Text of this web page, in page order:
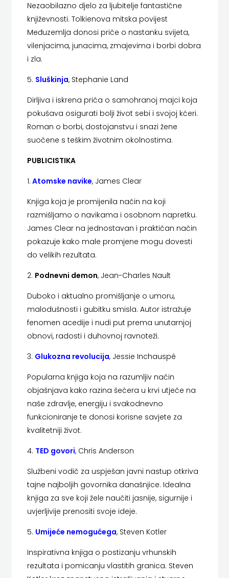
Hrvatska
sveučilišna
naklada
ROZIĆ
KATARINA
ZRINSKI
KNJIGE
NA
ENGLESKOM
JEZIKU
KNJIŽEVNA
GRGO
MARTIĆ
KONCEPT
IZADAVAŠTVO
KONCEPT
IZDAVAŠTVO
KYRIOS
LIJEPA
LUMEN
MATICA
Nezaobilazno djelo za ljubitelje fantastične
književnosti. Tolkienova mitska povijest
Međuzemlja donosi priče o nastanku svijeta,
vilenjacima, junacima, zmajevima i borbi dobra
i zla.
5. Sluškinja, Stephanie Land
Dirljiva i iskrena priča o samohranoj majci koja
pokušava osigurati bolji život sebi i svojoj kćeri.
Roman o borbi, dostojanstvu i snazi žene
suočene s teškim životnim okolnostima.
PUBLICISTIKA
1. Atomske navike, James Clear
Knjiga koja je promijenila način na koji
razmišljamo o navikama i osobnom napretku.
James Clear na jednostavan i praktičan način
pokazuje kako male promjene mogu dovesti
do velikih rezultata.
2. Podnevni demon, Jean-Charles Nault
Duboko i aktualno promišljanje o umoru,
malodušnosti i gubitku smisla. Autor istražuje
fenomen acedije i nudi put prema unutarnjoj
obnovi, radosti i duhovnoj ravnoteži.
3. Glukozna revolucija,Jessie Inchauspé
Popularna knjiga koja na razumljiv način
objašnjava kako razina šećera u krvi utječe na
naše zdravlje, energiju i svakodnevno
funkcioniranje te donosi korisne savjete za
kvalitetniji život.
4. TED govori, Chris Anderson
Službeni vodič za uspješan javni nastup otkriva
tajne najboljih govornika današnjice. Idealna
knjiga za sve koji žele naučiti jasnije, sigurnije i
uvjerljivije prenositi svoje ideje.
5. Umijeće nemogućega, Steven Kotler
Inspirativna knjiga o postizanju vrhunskih
rezultata i pomicanju vlastitih granica. Steven